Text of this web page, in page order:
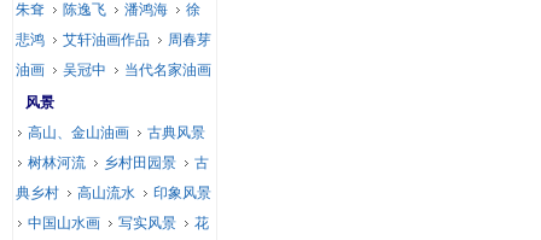
朱耷
陈逸飞 潘鸿海
徐
悲鸿
艾轩油画作品
周春芽
油画
吴冠中
当代名家油画
风景
高山、金山油画
古典风景
树林河流
乡村田园景
古
典乡村
高山流水
印象风景
中国山水画
写实风景
花